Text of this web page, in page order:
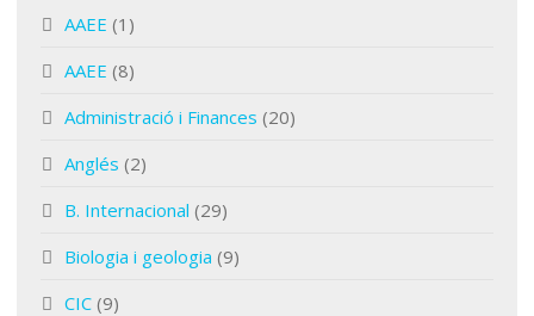
AAEE (1)
AAEE (8)
Administració i Finances (20)
Anglés (2)
B. Internacional (29)
Biologia i geologia (9)
CIC (9)